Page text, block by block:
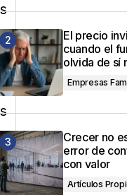
El precio
cuando el
olvida de sí
Empresas
Crecer no
error de
con valor
Artículos